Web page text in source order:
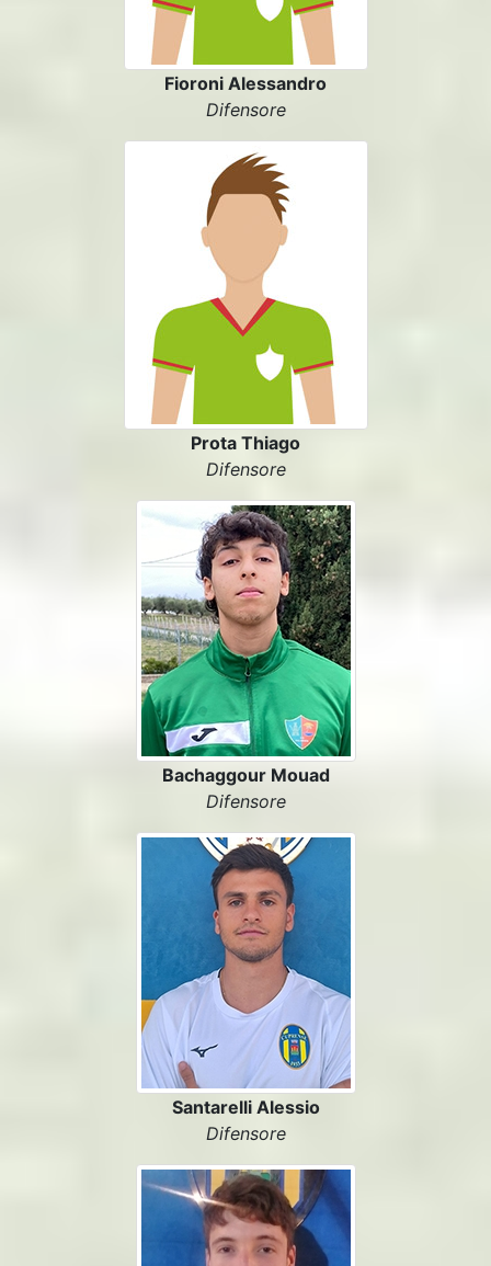
Fioroni Alessandro
Difensore
Prota Thiago
Difensore
Bachaggour Mouad
Difensore
Santarelli Alessio
Difensore